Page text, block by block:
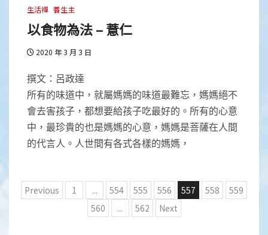
生活禪 養生主
以食物為法 – 薏仁
2020 年 3 月 3 日
撰文：呂政達
所有的味道中，就屬媽媽的味道最難忘，媽媽絕不
會去害孩子，都想要給孩子吃最好的。所有的心意
中，最珍貴的也是媽媽的心意，媽媽是菩薩在人間
的代言人。人世間有各式各樣的媽媽，
文
Previous 1 ... 554 555 556 557 558
559
560
... 562 Next